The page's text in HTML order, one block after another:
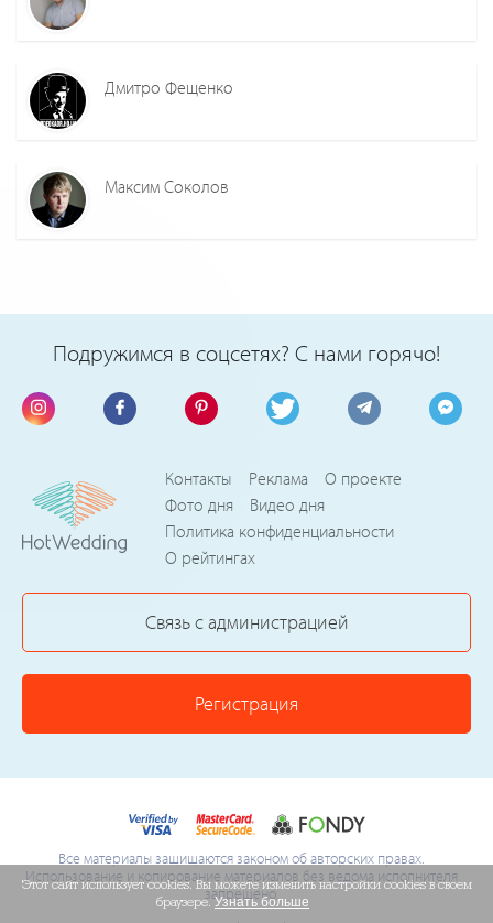
Дмитро Фещенко
Максим Соколов
Подружимся в соцсетях? С нами горячо!
Контакты Реклама
О проекте
Фото дня
Видео дня
Политика конфиденциальности
О рейтингах
Связь с администрацией
Регистрация
Все материалы защищаются законом об авторских правах.
Использование и копирование материалов без ведома исполнителя
запрещено.
Этот сайт использует cookies. Вы можете изменить настройки cookies в своем
браузере.Узнать больше